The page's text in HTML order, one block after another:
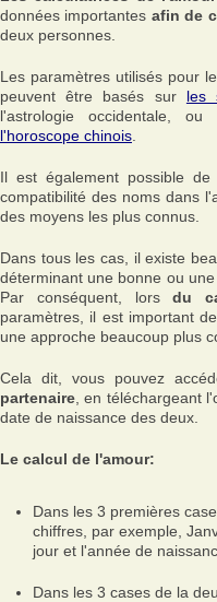
données importantes afin de
deux personnes.
Les paramètres utilisés pour
peuvent être basés sur les
l'astrologie occidentale, ou
l'horoscope chinois
Il est également possible
compatibilité des noms dans
des moyens les plus connus.
Dans tous les cas, il existe
déterminant une bonne ou
Par conséquent, lorsdu
paramètres, il est important
une approche beaucoup plus
Cela dit, vous pouvez
partenaire , en téléchargeant
date de naissance des deux.
Le calcul de l'amour:
Dans les 3 premières
chiffres, par exemple,
jour et l'année de
Dans les 3 cases de la